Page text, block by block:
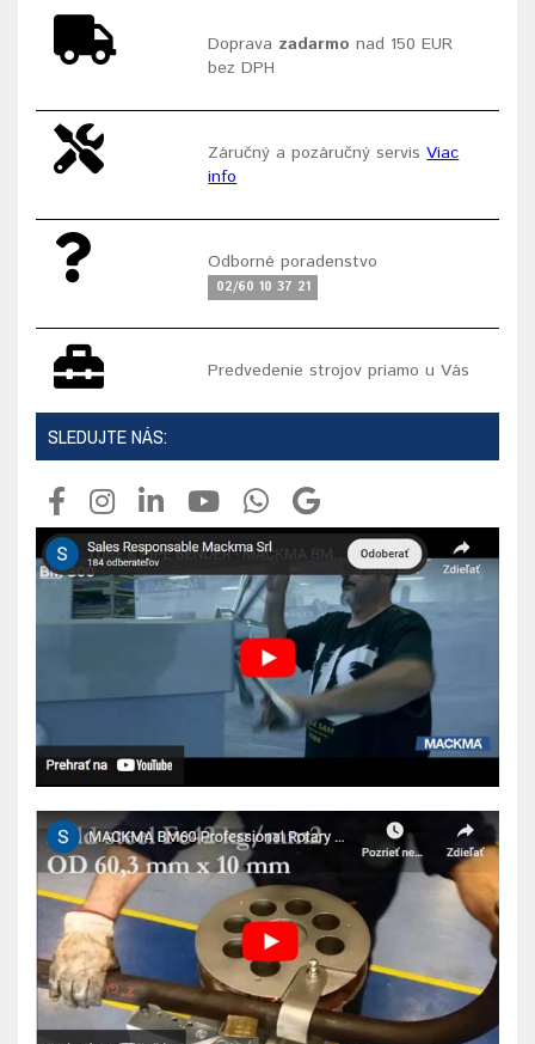
Doprava zadarmo nad 150 EUR
bez DPH
Záručný a pozáručný servisViac
info
Odborné poradenstvo
02/60 10 37 21
Predvedenie strojov priamo u Vás
SLEDUJTE NÁS: